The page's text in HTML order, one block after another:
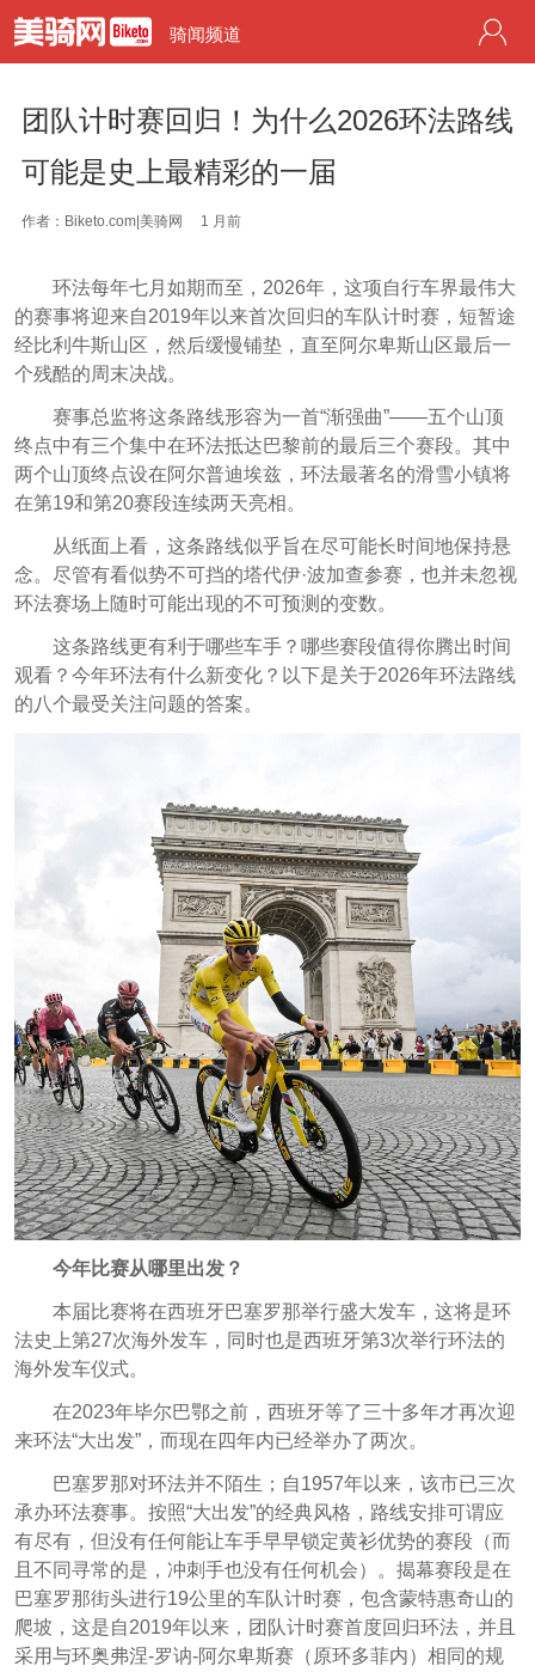
骑闻频道
团队计时赛回归！为什么2026环法路线
可能是史上最精彩的一届
作者：Biketo.com|美骑网 1 月前
环法每年七月如期而至，2026年，这项自行车界最伟大
的赛事将迎来自2019年以来首次回归的车队计时赛，短暂途
经比利牛斯山区，然后缓慢铺垫，直至阿尔卑斯山区最后一
个残酷的周末决战。
赛事总监将这条路线形容为一首“渐强曲”——五个山顶
终点中有三个集中在环法抵达巴黎前的最后三个赛段。其中
两个山顶终点设在阿尔普迪埃兹，环法最著名的滑雪小镇将
在第19和第20赛段连续两天亮相。
从纸面上看，这条路线似乎旨在尽可能长时间地保持悬
念。尽管有看似势不可挡的塔代伊·波加查参赛，也并未忽视
环法赛场上随时可能出现的不可预测的变数。
这条路线更有利于哪些车手？哪些赛段值得你腾出时间
观看？今年环法有什么新变化？以下是关于2026年环法路线
的八个最受关注问题的答案。
今年比赛从哪里出发？
本届比赛将在西班牙巴塞罗那举行盛大发车，这将是环
法史上第27次海外发车，同时也是西班牙第3次举行环法的
海外发车仪式。
在2023年毕尔巴鄂之前，西班牙等了三十多年才再次迎
来环法“大出发”，而现在四年内已经举办了两次。
巴塞罗那对环法并不陌生；自1957年以来，该市已三次
承办环法赛事。按照“大出发”的经典风格，路线安排可谓应
有尽有，但没有任何能让车手早早锁定黄衫优势的赛段（而
且不同寻常的是，冲刺手也没有任何机会）。揭幕赛段是在
巴塞罗那街头进行19公里的车队计时赛，包含蒙特惠奇山的
爬坡，这是自2019年以来，团队计时赛首度回归环法，并且
采用与环奥弗涅-罗讷-阿尔卑斯赛（原环多菲内）相同的规